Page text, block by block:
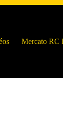
Mercato RC